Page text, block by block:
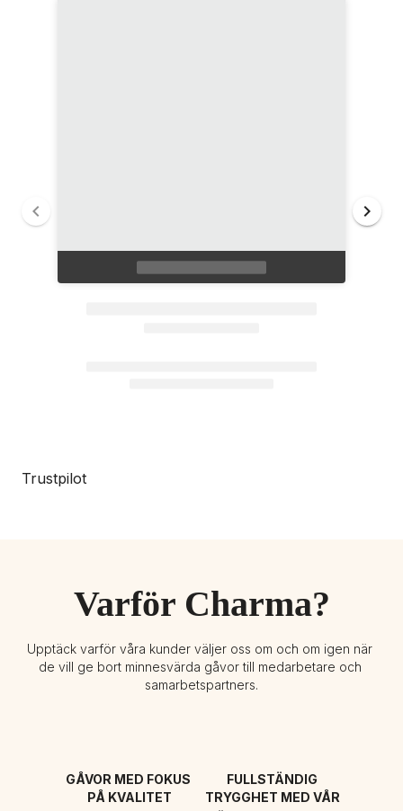
Trustpilot
Varför Charma?
Upptäck varför våra kunder väljer oss om och om igen när
de vill ge bort minnesvärda gåvor till medarbetare och
samarbetspartners.
GÅVOR MED FOKUS
PÅ KVALITET
FULLSTÄNDIG
TRYGGHET MED VÅR